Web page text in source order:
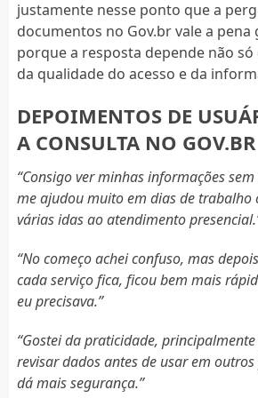
justamente nesse ponto que a
documentos no Gov.br vale a pena
porque a resposta depende não
da qualidade do acesso e da
DEPOIMENTOS DE
A CONSULTA NO GOV.BR
“Consigo ver minhas informações
me ajudou muito em dias de trabalho
várias idas ao atendimento
“No começo achei confuso, mas
cada serviço fica, ficou bem mais
eu precisava.”
“Gostei da praticidade,
revisar dados antes de usar em outros
dá mais segurança.”